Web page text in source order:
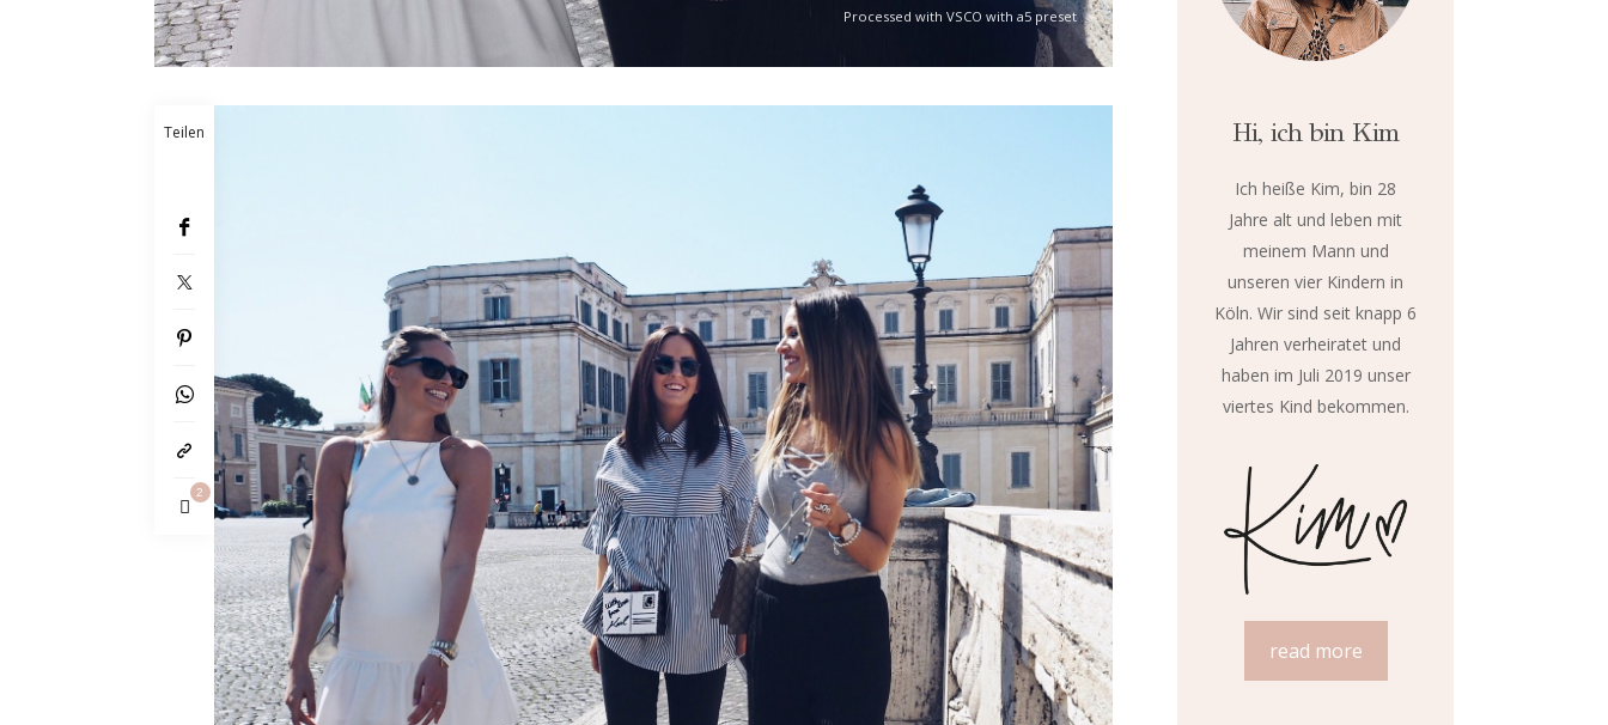
Processed with VSCO with a5 preset
Teilen
2
Hi, ich bin Kim
Ich heiße Kim, bin 28
Jahre alt und leben mit
meinem Mann und
unseren vier Kindern in
Köln. Wir sind seit knapp 6
Jahren verheiratet und
haben im Juli 2019 unser
viertes Kind bekommen.
read more